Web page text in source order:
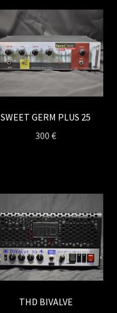
SWEET GERM PLUS 25
300€
THD BIVALVE